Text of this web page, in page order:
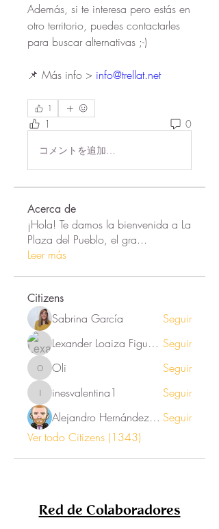
Además, si te interesa pero estás en
otro territorio, puedes contactarles
para buscar alternativas ;-)
📌 Más info > info@trellat.net
1
1 0
コメントを追加…
Acerca de
¡Hola! Te damos la bienvenida a La
Plaza del Pueblo, el gra...
Leer más
Citizens
Sabrina García
Seguir
Lexander Loaiza Figueroa Seguir
Oli Oli Seguir
inesvalentina1
inesvalentina1
Seguir
Alejandro Hernández Renner Seguir
Ver todo Citizens (1343)
Red de Colaboradores